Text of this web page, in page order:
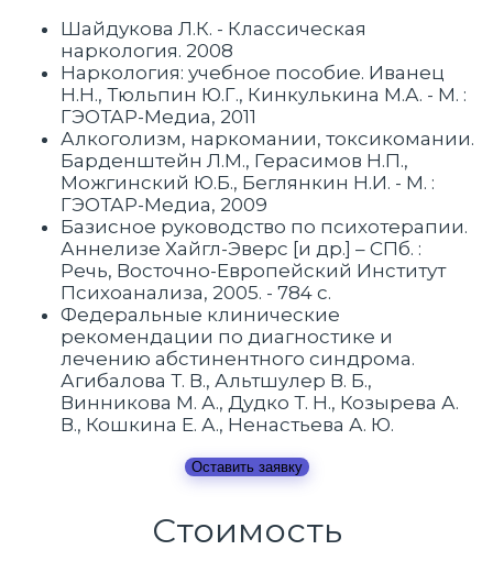
Шайдукова Л.К. - Классическая
наркология. 2008
Наркология: учебное пособие. Иванец
Н.Н., Тюльпин Ю.Г., Кинкулькина М.А. - М. :
ГЭОТАР-Медиа, 2011
Алкоголизм, наркомании, токсикомании.
Барденштейн Л.М., Герасимов Н.П.,
Можгинский Ю.Б., Беглянкин Н.И. - М. :
ГЭОТАР-Медиа, 2009
Базисное руководство по психотерапии.
Аннелизе Хайгл-Эверс [и др.] – СПб. :
Речь, Восточно-Европейский Институт
Психоанализа, 2005. - 784 с.
Федеральные клинические
рекомендации по диагностике и
лечению абстинентного синдрома.
Агибалова Т. В., Альтшулер В. Б.,
Винникова М. А., Дудко Т. Н., Козырева А.
В., Кошкина Е. А., Ненастьева А. Ю.
Оставить заявку
Стоимость